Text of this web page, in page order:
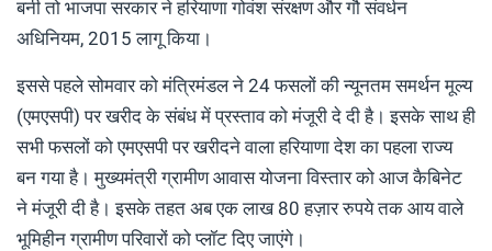
बनी तो भाजपा सरकार ने हरियाणा गोवंश संरक्षण और गौ संवर्धन
अधिनियम, 2015 लागू किया।
इससे पहले सोमवार को मंत्रिमंडल ने 24 फसलों की न्यूनतम समर्थन मूल्य
(एमएसपी) पर खरीद के संबंध में प्रस्ताव को मंजूरी दे दी है। इसके साथ ही
सभी फसलों को एमएसपी पर खरीदने वाला हरियाणा देश का पहला राज्य
बन गया है। मुख्यमंत्री ग्रामीण आवास योजना विस्तार को आज कैबिनेट
ने मंजूरी दी है। इसके तहत अब एक लाख 80 हज़ार रुपये तक आय वाले
भूमिहीन ग्रामीण परिवारों को प्लॉट दिए जाएंगे।